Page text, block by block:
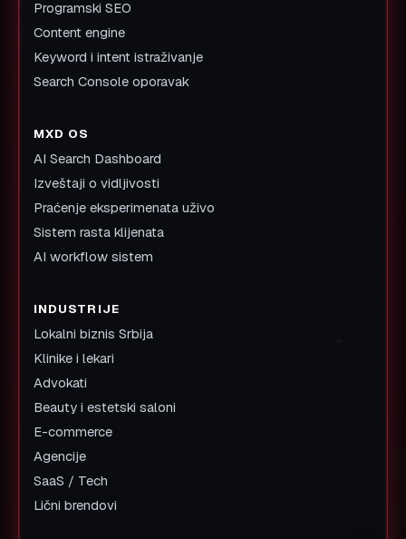
Programski SEO
Content engine
Keyword i intent istraživanje
Search Console oporavak
MXD OS
AI Search Dashboard
Izveštaji o vidljivosti
Praćenje eksperimenata uživo
Sistem rasta klijenata
AI workflow sistem
INDUSTRIJE
Lokalni biznis Srbija
Klinike i lekari
Advokati
Beauty i estetski saloni
E-commerce
Agencije
SaaS / Tech
Lični brendovi